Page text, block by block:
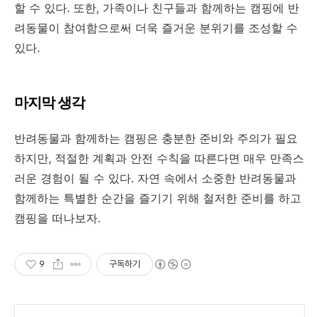
할 수 있다. 또한, 가족이나 친구들과 함께하는 캠핑에 반
려동물이 참여함으로써 더욱 즐거운 분위기를 조성할 수
있다.
마지막 생각
반려동물과 함께하는 캠핑은 충분한 준비와 주의가 필요
하지만, 적절한 계획과 안전 수칙을 따른다면 매우 만족스
러운 경험이 될 수 있다. 자연 속에서 소중한 반려동물과
함께하는 특별한 순간을 즐기기 위해 철저한 준비를 하고
캠핑을 떠나보자.
9 구독하기